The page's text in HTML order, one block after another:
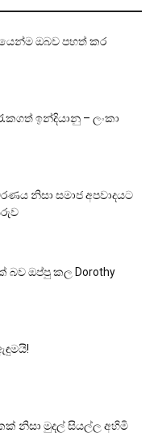
ඔබව පහත් කර
ඉන්දියානු – ලංකා
නිසා සමාජ අපවාදයට
බව ඔප්පු කල Dorothy
නිසා මුදල් සියල්ල අහිමි